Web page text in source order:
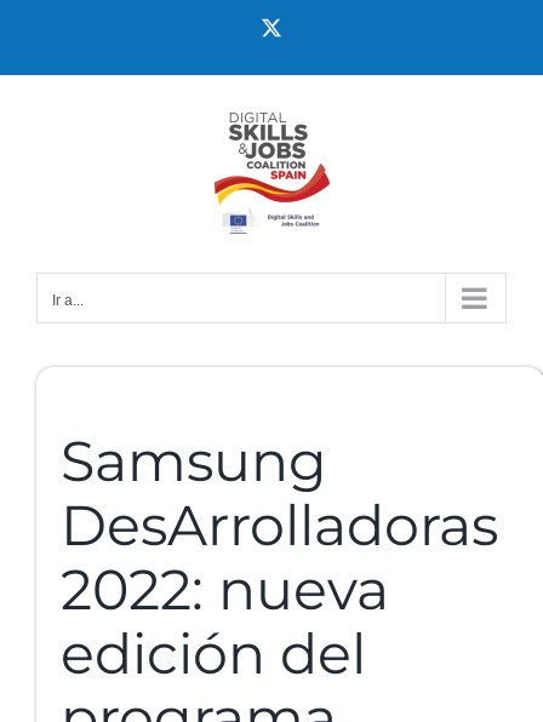
Ir a...
Samsung
DesArrolladoras
2022: nueva
edición del